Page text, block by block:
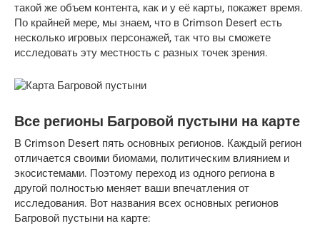
такой же объем контента, как и у её карты, покажет время.
По крайней мере, мы знаем, что в Crimson Desert есть
несколько игровых персонажей, так что вы сможете
исследовать эту местность с разных точек зрения.
Все регионы Багровой пустыни на карте
В Crimson Desert пять основных регионов. Каждый регион
отличается своими биомами, политическим влиянием и
экосистемами. Поэтому переход из одного региона в
другой полностью меняет ваши впечатления от
исследования. Вот названия всех основных регионов
Багровой пустыни на карте: